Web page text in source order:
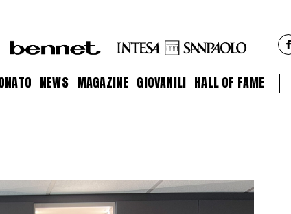
NEWS MAGAZINE GIOVANILI HALL OF FAME